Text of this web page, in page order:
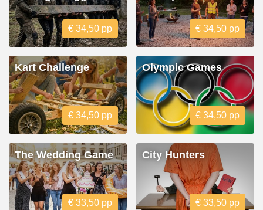
€ 34,50 pp € 34,50 pp
Kart Challenge
€ 34,50 pp
Olympic Games
€ 34,50 pp
The Wedding Game
€ 33,50 pp
City Hunters
€ 33,50 pp